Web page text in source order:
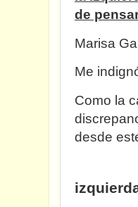
de
Marisa
Me
Como la
desde